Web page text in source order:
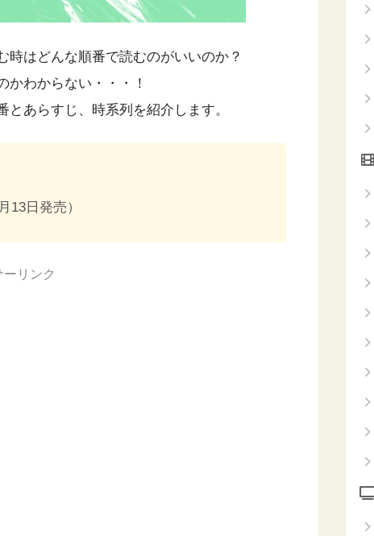
はどんな順番で読むのがいいのか？
かわからない・・・！
あらすじ、時系列を紹介します。
13日発売）
リンク